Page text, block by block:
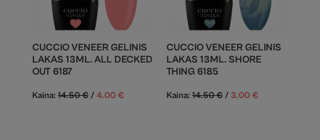
CUCCIO VENEER GELINIS
LAKAS 13ML. ALL DECKED
OUT 6187
Kaina: 14.50€ / 4.00 €
CUCCIO VENEER GELINIS
LAKAS 13ML. SHORE
THING 6185
Kaina:14.50€ / 3.00 €